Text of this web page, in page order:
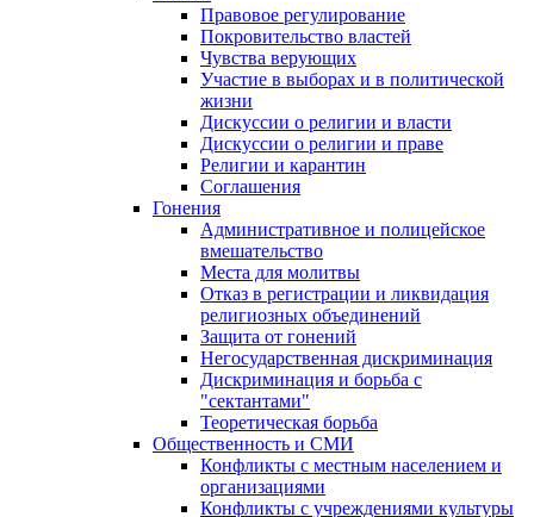
Правовое регулирование
Покровительство властей
Чувства верующих
Участие в выборах и в политической
жизни
Дискуссии о религии и власти
Дискуссии о религии и праве
Религии и карантин
Соглашения
Гонения
Административное и полицейское
вмешательство
Места для молитвы
Отказ в регистрации и ликвидация
религиозных объединений
Защита от гонений
Негосударственная дискриминация
Дискриминация и борьба с
"сектантами"
Теоретическая борьба
Общественность и СМИ
Конфликты с местным населением и
организациями
Конфликты с учреждениями культуры